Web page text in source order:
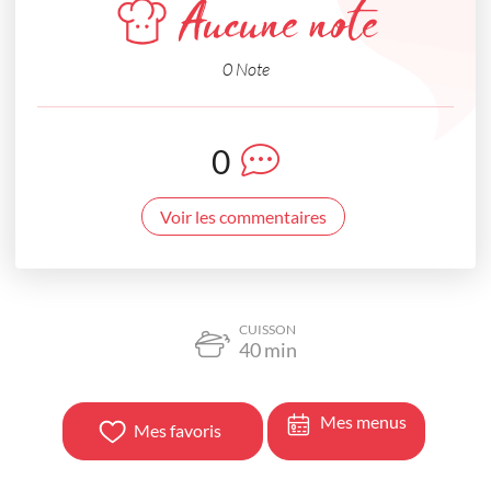
Aucune note
0 Note
0
Voir les commentaires
CUISSON
40min
Mes favoris Mes menus